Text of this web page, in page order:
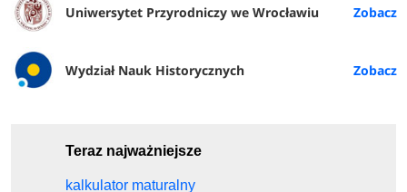
Uniwersytet Przyrodniczy we Wrocławiu
Wydział Nauk Historycznych
Teraz najważniejsze
kalkulator maturalny